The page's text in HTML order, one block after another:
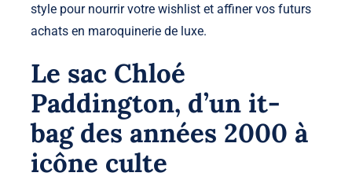
style pour nourrir votre wishlist et affiner vos futurs
achats en maroquinerie de luxe.
Le sac Chloé
Paddington, d’un it-
bag des années 2000 à
icône culte